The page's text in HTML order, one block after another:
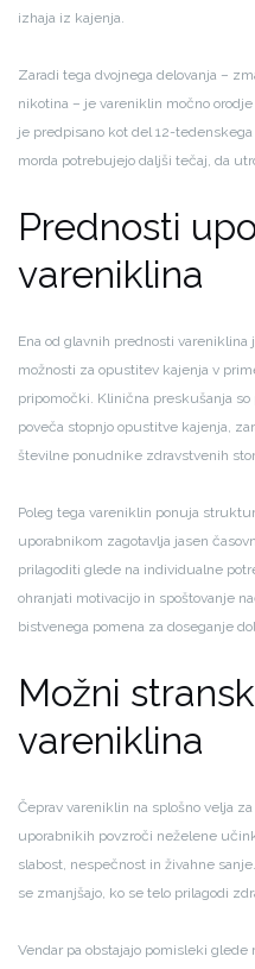
izhaja iz kajenja.
Zaradi tega dvojnega delovanja –
nikotina – je vareniklin močno
je predpisano kot del 12-
morda potrebujejo daljši tečaj, da
Prednosti
vareniklina
Ena od glavnih prednosti
možnosti za opustitev kajenja v
pripomočki. Klinična preskušanja
poveča stopnjo opustitve kajenja,
številne ponudnike zdravstvenih
Poleg tega vareniklin ponuja
uporabnikom zagotavlja jasen
prilagoditi glede na individualne
ohranjati motivacijo in spoštovanje
bistvenega pomena za doseganje
Možni
vareniklina
Čeprav vareniklin na splošno velja
uporabnikih povzroči neželene
slabost, nespečnost in živahne
se zmanjšajo, ko se telo prilagodi
Vendar pa obstajajo pomisleki